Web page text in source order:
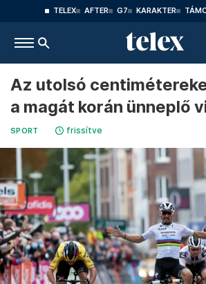
TELEX AFTER G7 KARAKTER
Az utolsó
a magát korán ünneplő
SPORT frissítve